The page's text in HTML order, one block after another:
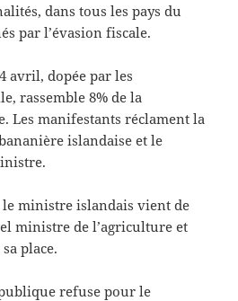
dans tous les pays du
par l’évasion fiscale.
avril, dopée par les
rassemble 8% de la
Les manifestants réclament la
islandaise et le
ministre islandais vient de
ministre de l’agriculture et
place.
refuse pour le